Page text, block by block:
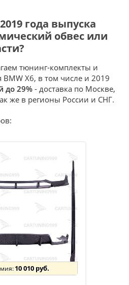
года выпуска
обвес или
тюнинг-комплекты и
X6, в том числе и 2019
до 29%- доставка по Москве,
же в регионы России и СНГ.
10 010 руб.